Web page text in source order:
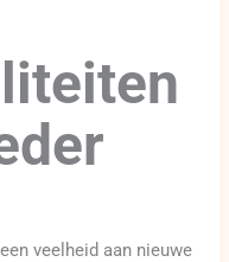
veelheid aan nieuwe